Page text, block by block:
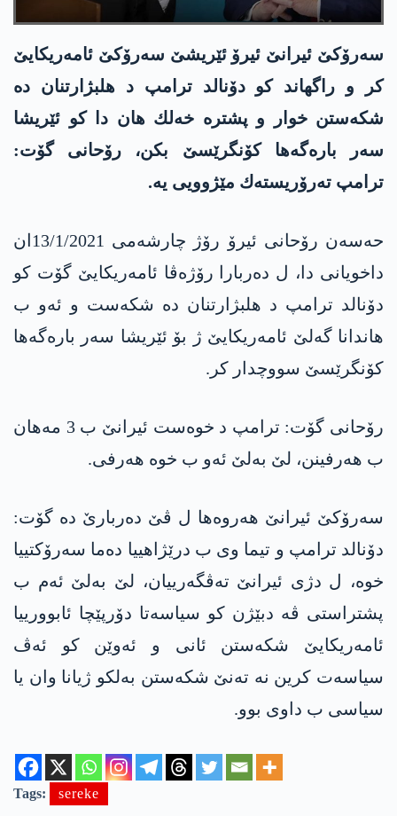
سه‌رۆكێ ئیرانێ ئیرۆ ئێریشێ سه‌رۆكێ ئامه‌ریكایێ
كر و راگهاند كو دۆنالد ترامپ د هلبژارتنان ده‌
شكه‌ستن خوار و پشتره‌ خه‌لك هان دا كو ئێریشا
سه‌ر باره‌گه‌ها كۆنگرێسێ بكن، رۆحانی گۆت:
ترامپ ته‌رۆریسته‌ك مێژوویی یه‌.
حه‌سه‌ن رۆحانی ئیرۆ رۆژ چارشه‌می 13/1/2021ان
داخویانی دا، ل ده‌ربارا رۆژه‌ڤا ئامه‌ریكایێ گۆت كو
دۆنالد ترامپ د هلبژارتنان ده‌ شكه‌ست و ئه‌و ب
هاندانا گه‌لێ ئامه‌ریكایێ ژ بۆ ئێریشا سه‌ر باره‌گه‌ها
كۆنگرێسێ سووچدار كر.
رۆحانی گۆت: ترامپ د خوه‌ست ئیرانێ ب 3 مه‌هان
ب هه‌رفینن، لێ به‌لێ ئه‌و ب خوه‌ هه‌رفی.
سه‌رۆكێ ئیرانێ هه‌روه‌ها ل ڤێ ده‌ربارێ ده‌ گۆت:
دۆنالد ترامپ و تیما وی ب درێژاهییا ده‌ما سه‌رۆكتییا
خوه‌، ل دژی ئیرانێ ته‌ڤگه‌رییان، لێ به‌لێ ئه‌م ب
پشتراستی ڤه‌ دبێژن كو سیاسه‌تا دۆرپێچا ئابوورییا
ئامه‌ریكایێ شكه‌ستن ئانی و ئه‌وێن كو ئه‌ڤ
سیاسه‌ت كرین نه‌ ته‌نێ شكه‌ستن به‌لكو ژیانا وان یا
سیاسی ب داوی بوو.
Tags: sereke